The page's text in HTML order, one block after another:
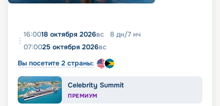
16:0018 октября 2026вс 8 дн/7 нч
07:0025 октября 2026вс
Вы посетите 2 страны:
Celebrity Summit
ПРЕМИУМ